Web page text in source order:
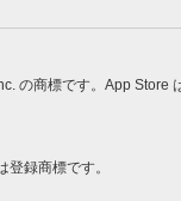
の商標です。App Store
録商標です。